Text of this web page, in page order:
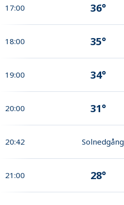
17:00 36°
18:00 35°
19:00 34°
20:00 31°
20:42 Solnedgång
21:00 28°